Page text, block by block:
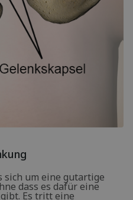
sich um eine gutartige
dass es dafür eine
Es tritt eine